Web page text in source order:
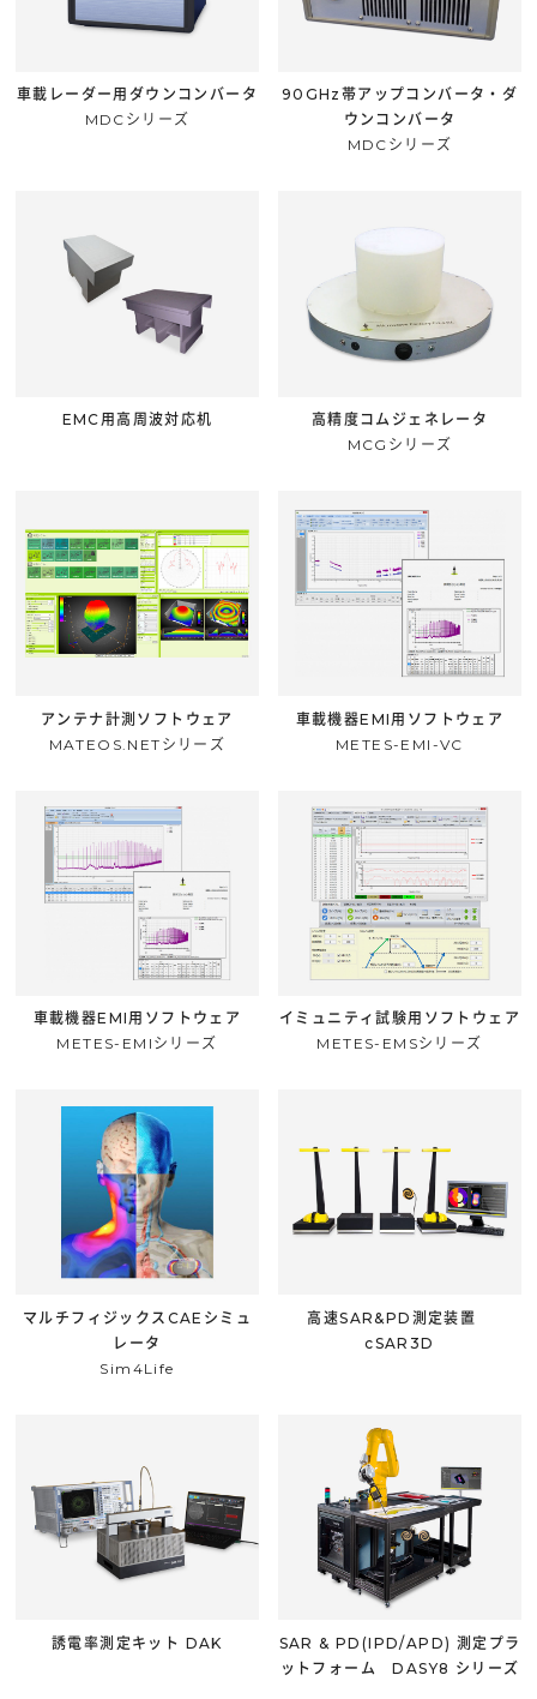
車載レーダー用ダウンコンバータ
MDCシリーズ
90GHz帯アップコンバータ・ダ
ウンコンバータ
MDCシリーズ
EMC用高周波対応机
高精度コムジェネレータ
MCGシリーズ
アンテナ計測ソフトウェア
MATEOS.NETシリーズ
車載機器EMI用ソフトウェア
METES-EMI-VC
車載機器EMI用ソフトウェア
METES-EMIシリーズ
イミュニティ試験用ソフトウェア
METES-EMSシリーズ
マルチフィジックスCAEシミュ
レータ
Sim4Life
高速SAR&PD測定装置
cSAR3D
誘電率測定キット DAK
SAR & PD(IPD/APD) 測定プラ
ットフォーム DASY8 シリーズ